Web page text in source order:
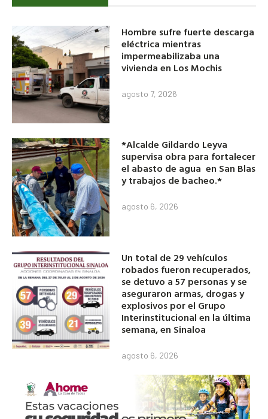
Hombre sufre fuerte descarga
eléctrica mientras
impermeabilizaba una
vivienda en Los Mochis
agosto 7, 2026
*Alcalde Gildardo Leyva
supervisa obra para fortalecer
el abasto de agua en San Blas
y trabajos de bacheo.*
agosto 6, 2026
Un total de 29 vehículos
robados fueron recuperados,
se detuvo a 57 personas y se
aseguraron armas, drogas y
explosivos por el Grupo
Interinstitucional en la última
semana, en Sinaloa
agosto 6, 2026